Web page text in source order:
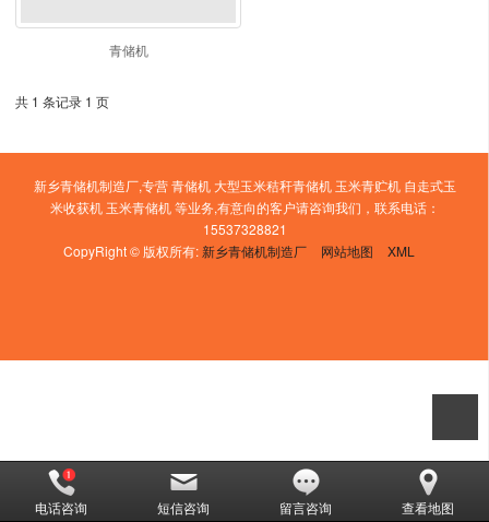
青储机
共 1 条记录 1 页
新乡青储机制造厂,专营 青储机 大型玉米秸秆青储机 玉米青贮机 自走式玉
米收获机 玉米青储机 等业务,有意向的客户请咨询我们，联系电话：
15537328821
CopyRight © 版权所有:新乡青储机制造厂 网站地图 XML
电话咨询 短信咨询 留言咨询 查看地图